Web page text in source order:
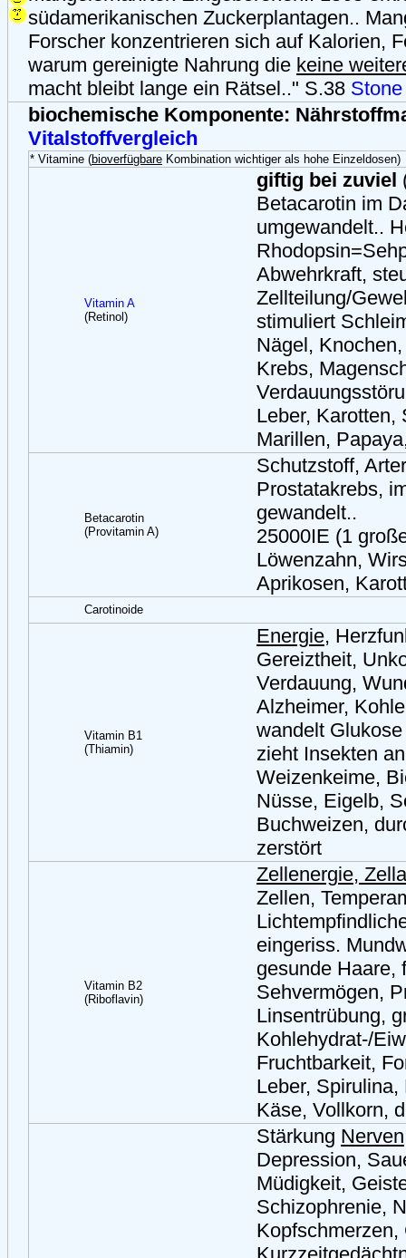
südamerikanischen Zuckerplantagen..
Forscher konzentrieren sich auf Kalorien,
warum gereinigte Nahrung die keine
macht bleibt lange ein Rätsel.." S.38 Stone
biochemische Komponente:
Vitalstoffvergleich
* Vitamine (bioverfügbare Kombination wichtiger als hohe Einzeldosen)
Vitamin A
(Retinol)
giftig bei zuviel
Betacarotin im
umgewandelt..
Abwehrkraft,
Zellteilung/
stimuliert
Nägel,
Krebs,
Leber, Karotten,
Marillen,
Betacarotin
(Provitamin A)
Schutzstoff,
Prostatakrebs,
gewandelt..
25000IE (1
Löwenzahn,
Aprikosen,
Carotinoide
Vitamin B1
(Thiamin)
Energie,
Gereiztheit,
Verdauung,
Alzheimer,
wandelt
zieht Insekten
Weizenkeime,
Nüsse, Eigelb,
Buchweizen,
zerstört
Vitamin B2
(Riboflavin)
Zellenergie,
Zellen,
eingeriss.
gesunde Haare,
Sehvermögen,
Linsentrübung,
Kohlehydrat-/
Fruchtbarkeit,
Leber,
Käse, Vollkorn,
Stärkung Nerven
Depression,
Müdigkeit,
Schizophrenie,